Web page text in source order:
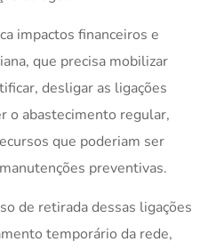
impactos financeiros e
que precisa mobilizar
desligar as ligações
o abastecimento regular,
que poderiam ser
preventivas.
de retirada dessas ligações
temporário da rede,